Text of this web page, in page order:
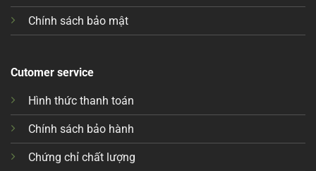
Chính sách bảo mật
Cutomer service
Hình thức thanh toán
Chính sách bảo hành
Chứng chỉ chất lượng